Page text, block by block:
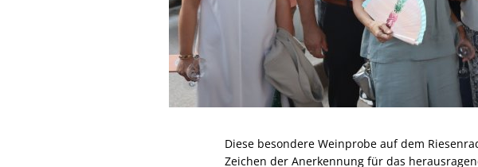
Diese besondere Weinprobe auf dem
Zeichen der Anerkennung für das